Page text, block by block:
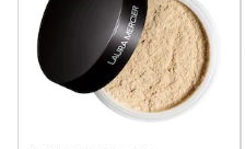
Ignorer le carrousel produits